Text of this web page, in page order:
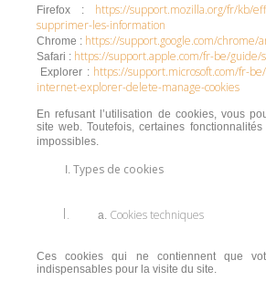
Firefox : https://support.mozilla.org/fr/kb/
supprimer-les-information
Chrome : https://support.google.com/chrome/
Safari : https://support.apple.com/fr-be/guide/
Explorer : https://support.microsoft.com/fr-
internet-explorer-delete-manage-cookies
En refusant l’utilisation de cookies, vous
site web. Toutefois, certaines
impossibles.
Types de cookies
Cookies techniques
Ces cookies qui ne contiennent que
indispensables pour la visite du site.